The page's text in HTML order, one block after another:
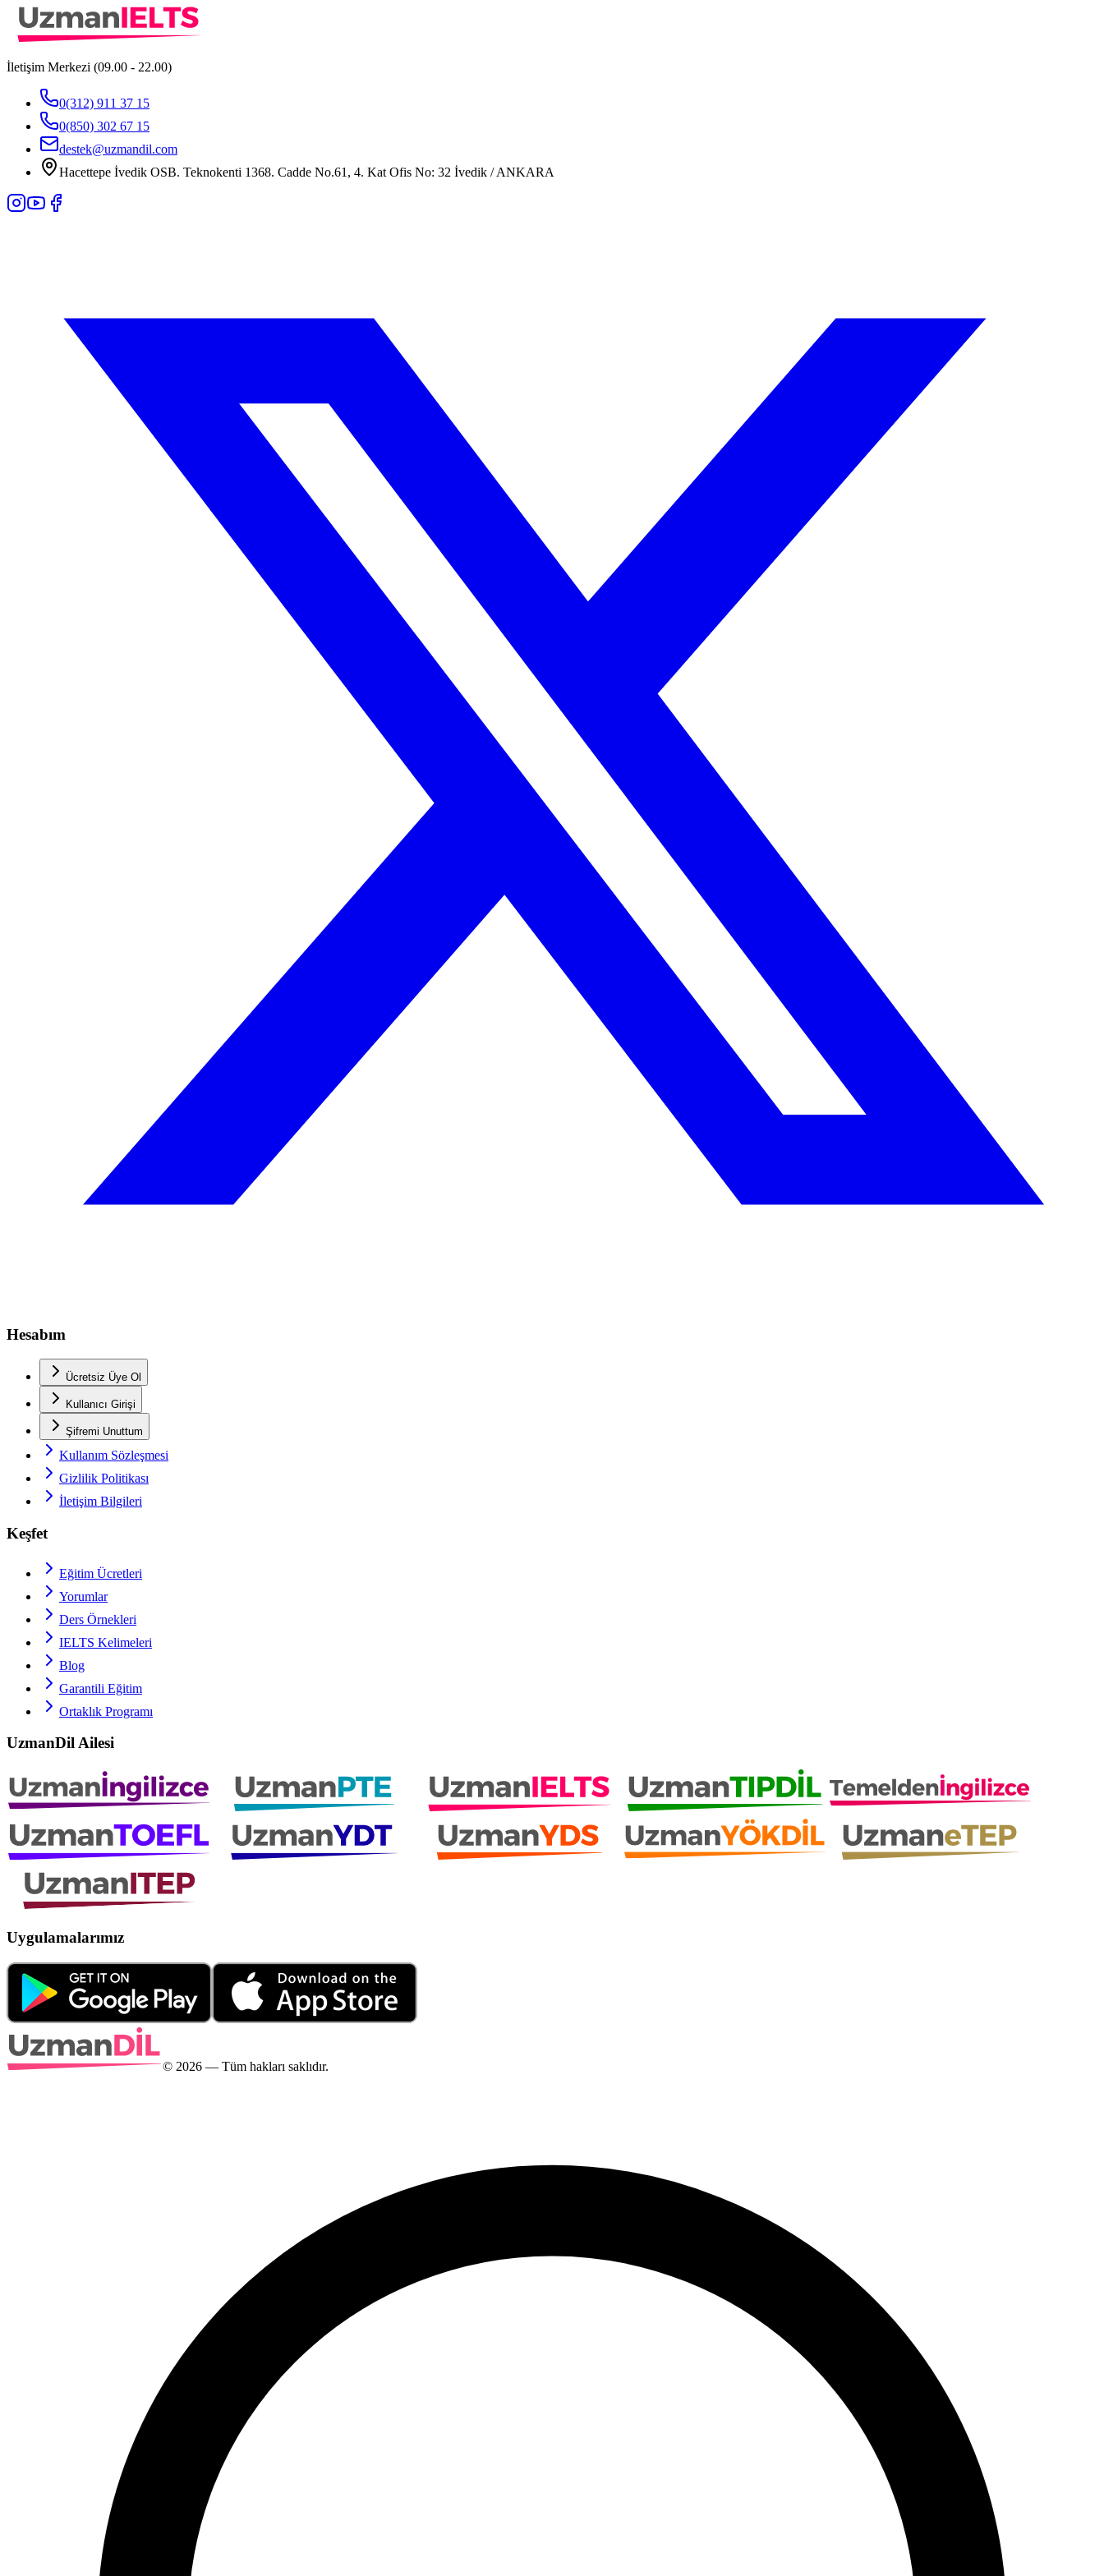
İletişim Merkezi (09.00 - 22.00)
0(312) 911 37 15
0(850) 302 67 15
destek@uzmandil.com
Hacettepe İvedik OSB. Teknokenti 1368. Cadde No.61, 4. Kat Ofis No: 32 İvedik / ANKARA
Hesabım
Ücretsiz Üye Ol
Kullanıcı Girişi
Şifremi Unuttum
Kullanım Sözleşmesi
Gizlilik Politikası
İletişim Bilgileri
Keşfet
Eğitim Ücretleri
Yorumlar
Ders Örnekleri
IELTS Kelimeleri
Blog
Garantili Eğitim
Ortaklık Programı
UzmanDil Ailesi
Uygulamalarımız
© 2026 — Tüm hakları saklıdır.